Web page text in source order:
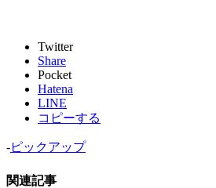
Twitter
Share
Pocket
Hatena
LINE
コピーする
-ピックアップ
関連記事